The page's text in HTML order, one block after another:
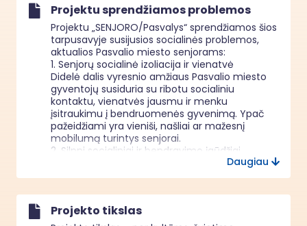
Projektu sprendžiamos problemos
Projektu „SENJORO/Pasvalys“ sprendžiamos šios
tarpusavyje susijusios socialinės problemos,
aktualios Pasvalio miesto senjorams:
1. Senjorų socialinė izoliacija ir vienatvė
Didelė dalis vyresnio amžiaus Pasvalio miesto
gyventojų susiduria su ribotu socialiniu
kontaktu, vienatvės jausmu ir menku
įsitraukimu į bendruomenės gyvenimą. Ypač
pažeidžiami yra vieniši, našliai ar mažesnį
mobilumą turintys senjorai.
2. Silpni socialiniai ir bendravimo įgūdžiai
Ilgalaikė socialinė izoliacija lemia bendravimo
įgūdžių silpnėjimą, pasitikėjimo savimi stoką ir
3. Emocinės ir psichologinės gerovės stoka
Daugiau
Projekto tikslas